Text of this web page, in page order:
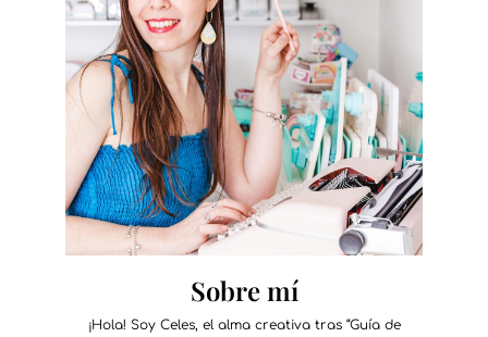
Sobre mí
¡Hola! Soy Celes, el alma creativa tras “Guía de